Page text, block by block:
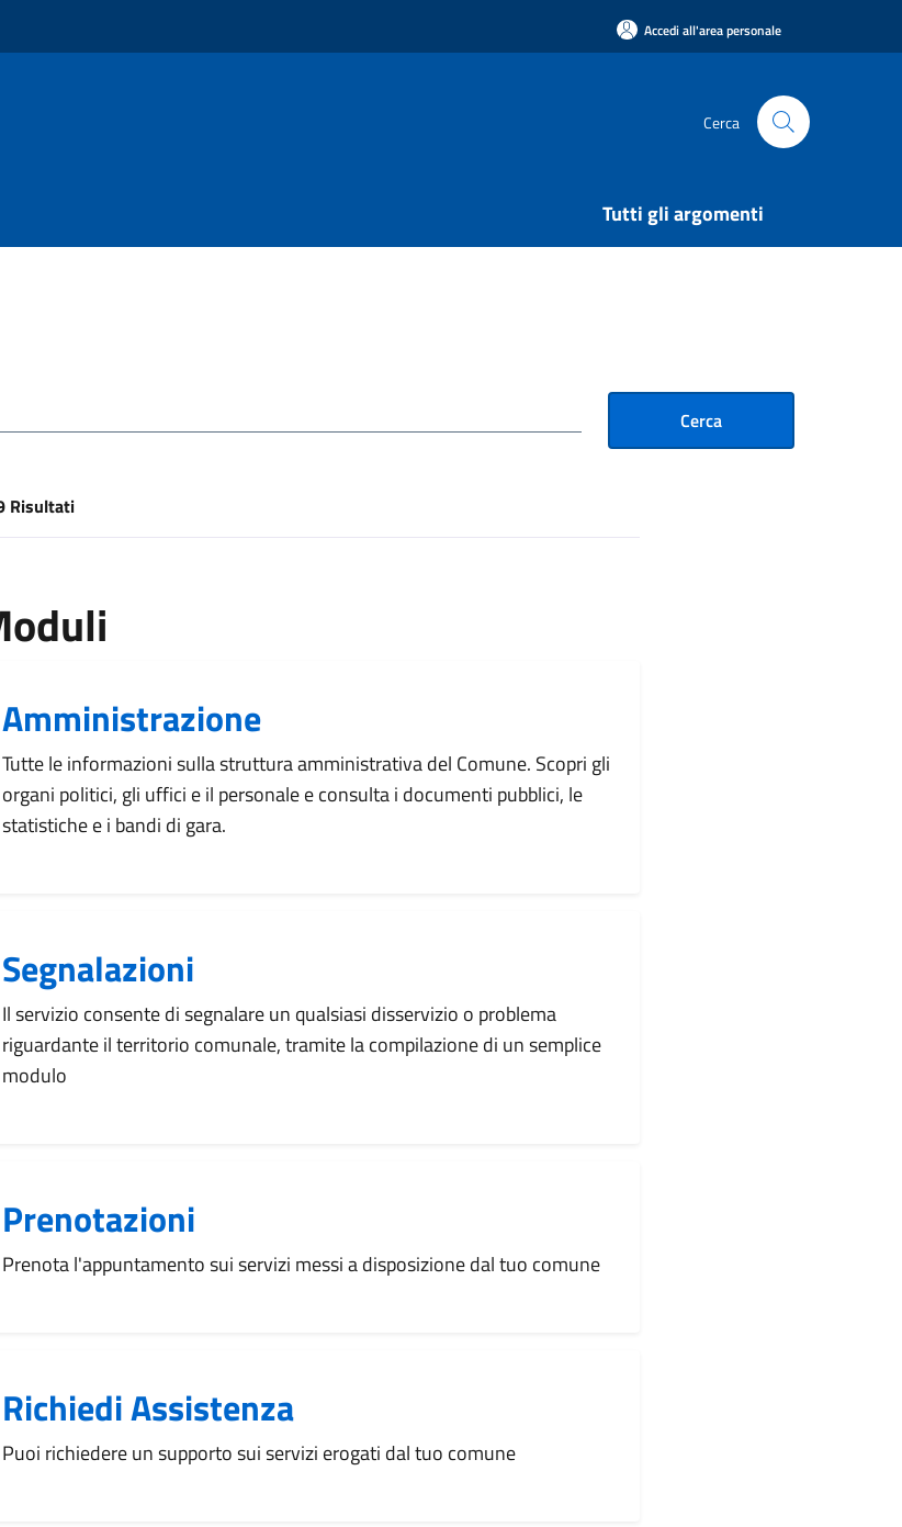
Accedi all'area personale
Cerca
Tutti gli argomenti
Cerca
Risultati
Risultati
Amministrazione
Tutte le informazioni sulla struttura amministrativa del Comune. Scopri gli
organi politici, gli uffici e il personale e consulta i documenti pubblici, le
statistiche e i bandi di gara.
Segnalazioni
Il servizio consente di segnalare un qualsiasi disservizio o problema
riguardante il territorio comunale, tramite la compilazione di un semplice
modulo
Prenotazioni
Prenota l'appuntamento sui servizi messi a disposizione dal tuo comune
Richiedi Assistenza
Puoi richiedere un supporto sui servizi erogati dal tuo comune